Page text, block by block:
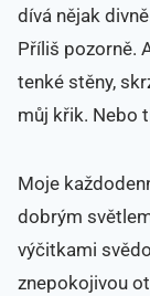
dívá nějak
Příliš pozorně.
tenké stěny,
můj křik. Nebo
Moje
dobrým
výčitkami
znepokojivou